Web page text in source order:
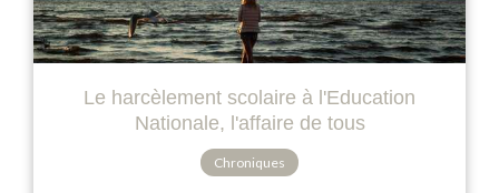
Le harcèlement scolaire à l'Education
Nationale, l'affaire de tous
Chroniques